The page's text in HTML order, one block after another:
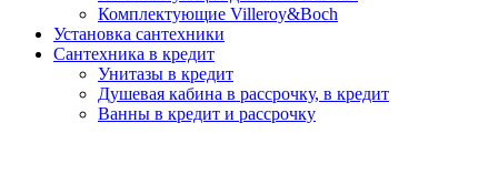
Комплектующие Villeroy&Boch
Установка сантехники
Сантехника в кредит
Унитазы в кредит
Душевая кабина в рассрочку, в кредит
Ванны в кредит и рассрочку